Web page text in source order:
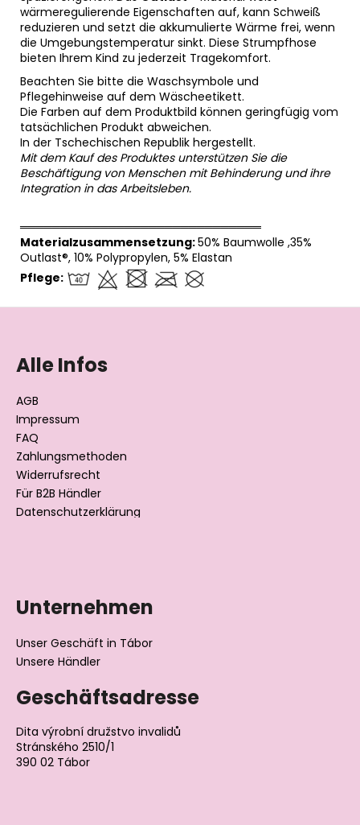
wärmeregulierende Eigenschaften auf, kann Schweiß
reduzieren und setzt die akkumulierte Wärme frei, wenn
die Umgebungstemperatur sinkt. Diese Strumpfhose
bieten Ihrem Kind zu jederzeit Tragekomfort.
Beachten Sie bitte die Waschsymbole und
Pflegehinweise auf dem Wäscheetikett.
Die Farben auf dem Produktbild können geringfügig vom
tatsächlichen Produkt abweichen.
In der Tschechischen Republik hergestellt.
Mit dem Kauf des Produktes unterstützen Sie die
Beschäftigung von Menschen mit Behinderung und ihre
Integration in das Arbeitsleben.
══════════════════════════════
Materialzusammensetzung:50% Baumwolle ,35%
Outlast®, 10% Polypropylen, 5% Elastan
Pflege:
Alle Infos
AGB
Impressum
FAQ
Zahlungsmethoden
Widerrufsrecht
Für B2B Händler
Datenschutzerklärung
Unternehmen
Unser Geschäft in Tábor
Unsere Händler
Geschäftsadresse
Dita výrobní družstvo invalidů
Stránského 2510/1
390 02 Tábor